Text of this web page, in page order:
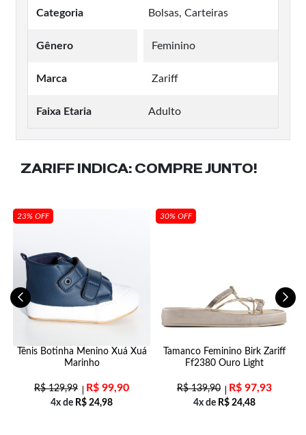
Categoria Bolsas, Carteiras
Gênero Feminino
Marca Zariff
Faixa Etaria Adulto
ZARIFF INDICA: COMPRE JUNTO!
23% OFF
Tênis Botinha Menino Xuá Xuá
Marinho
R$129,99 R$ 99,90
4x de R$ 24,98
30% OFF
Tamanco Feminino Birk Zariff
Ff2380 Ouro Light
R$139,90 R$ 97,93
4x de R$ 24,48